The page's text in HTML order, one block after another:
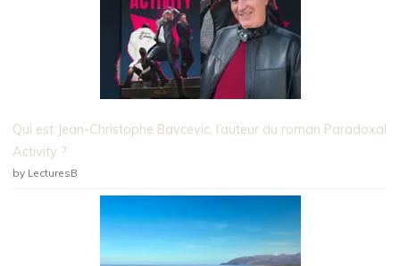
Qui est Jean-Christophe Bavcevic, l’auteur du roman Paradoxal
Activity ?
by LecturesB